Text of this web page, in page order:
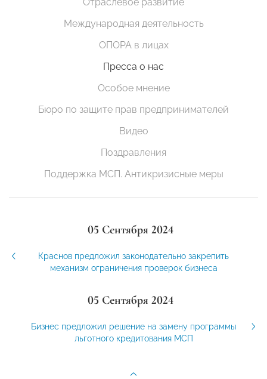
Международная деятельность
ОПОРА в лицах
Пресса о нас
Особое мнение
Бюро по защите прав предпринимателей
Видео
Поздравления
Поддержка МСП. Антикризисные меры
05 Сентября 2024
Краснов предложил законодательно закрепить
механизм ограничения проверок бизнеса
05 Сентября 2024
Бизнес предложил решение на замену программы
льготного кредитования МСП